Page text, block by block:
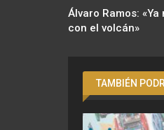
Álvaro Ramos:
con el volcán»
TAMBIÉN